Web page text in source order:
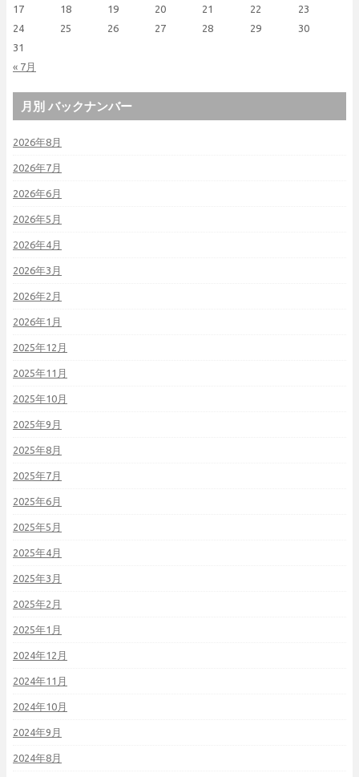
« 7月
17
18 19 20 21 22
23
24
25 26 27 28 29
30
31
月別 バックナンバー
2026年8月
2026年7月
2026年6月
2026年5月
2026年4月
2026年3月
2026年2月
2026年1月
2025年12月
2025年11月
2025年10月
2025年9月
2025年8月
2025年7月
2025年6月
2025年5月
2025年4月
2025年3月
2025年2月
2025年1月
2024年12月
2024年11月
2024年10月
2024年9月
2024年8月